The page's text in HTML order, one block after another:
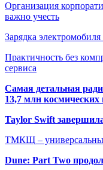
Организация
важно учесть
Зарядка
Практичность без
сервиса
Самая детальная
13,7 млн космических
Taylor Swift
ТМКЩ –
Dune: Part Two